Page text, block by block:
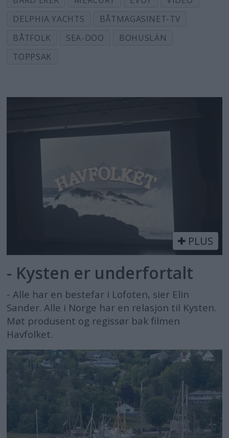
DELPHIA YACHTS
BÅTMAGASINET-TV
BÅTFOLK
SEA-DOO
BOHUSLÄN
TOPPSAK
PLUS
- Kysten er underfortalt
- Alle har en bestefar i Lofoten, sier Elin
Sander. Alle i Norge har en relasjon til Kysten.
Møt produsent og regissør bak filmen
Havfolket.